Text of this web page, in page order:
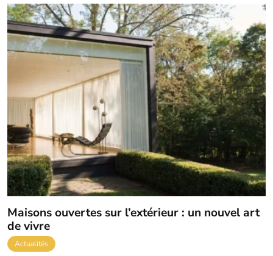
Maisons ouvertes sur l’extérieur : un nouvel art
de vivre
Actualités